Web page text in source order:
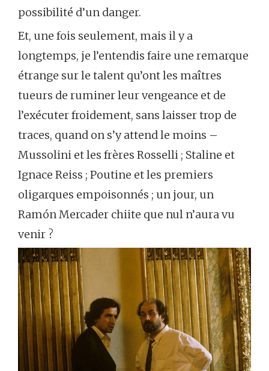
possibilité d’un danger.
Et, une fois seulement, mais il y a
longtemps, je l’entendis faire une remarque
étrange sur le talent qu’ont les maîtres
tueurs de ruminer leur vengeance et de
l’exécuter froidement, sans laisser trop de
traces, quand on s’y attend le moins –
Mussolini et les frères Rosselli ; Staline et
Ignace Reiss ; Poutine et les premiers
oligarques empoisonnés ; un jour, un
Ramón Mercader chiite que nul n’aura vu
venir ?